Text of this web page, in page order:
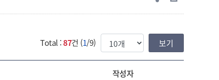
Total :87건 (1/9) 한번에 보여질 게시물 갯수
작성자